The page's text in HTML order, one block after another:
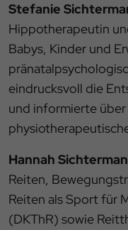
Stefanie
Hippotherapeutin
Babys, Kinder und
eindrucksvoll die
und informierte
Hannah
Reiten,
Reiten als Sport für
(DKThR) sowie